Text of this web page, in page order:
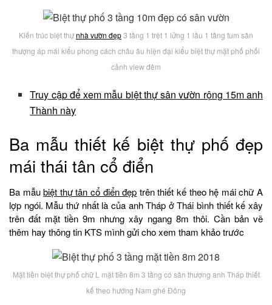
Kiến trúc biệt thựnhà vườn đẹp3 tầng 1 trệt 1 lửng 1 lầu 1 tầng tum sân
thượng áp mái kiểu phong cách châu âu hiện đại kiểu biệt thự mặt phố phối
cảnh view đêm
Truy cập để xem mẫu biệt thự sân vườn rộng 15m anh
Thành này
Ba mẫu thiết kế biệt thự phố đẹp
mái thái tân cổ điển
Ba mẫubiệt thự tân cổ điển đẹp trên thiết kế theo hệ mái chữ A
lợp ngói. Mẫu thứ nhất là của anh Tháp ở Thái bình thiết kế xây
trên đất mặt tiền 9m nhưng xây ngang 8m thôi. Cần bản vẽ
thêm hay thông tin KTS mình gửi cho xem tham khảo trước
Mặt tiền biệt thự phố chữ L mặt tiền 8m 3 tầng có sân thượng anh Tháp thiết
kế theo hướng Nam ghé Đông